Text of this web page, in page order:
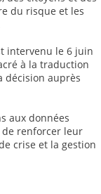
du risque et les
intervenu le 6 juin
à la traduction
décision auprès
aux données
renforcer leur
crise et la gestion